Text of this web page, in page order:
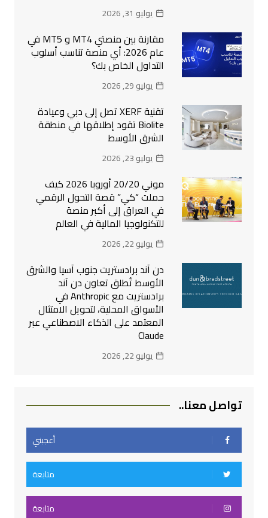
يوليو 31, 2026
مقارنة بين منصتي MT4 و MT5 في
عام 2026: أي منصة تناسب أسلوب
التداول الخاص بك؟
يوليو 29, 2026
تقنية XERF تصل إلى دبي وعيادة
Biolite تقود إطلاقها في منطقة
الشرق الأوسط
يوليو 23, 2026
موني 20/20 أوروبا 2026 كيف
حملت “كي” قصة التحول الرقمي
في العراق إلى أكبر منصة
للتكنولوجيا المالية في العالم
يوليو 22, 2026
دن آند برادستريت جنوب آسيا والشرق
الأوسط تُطلق تعاون دن آند
برادستريت مع Anthropic في
الأسواق المحلية، لتحويل الامتثال
المعتمد على الذكاء الاصطناعي عبر
Claude
يوليو 22, 2026
تواصل معنا..
أعجبني
متابعة
متابعة